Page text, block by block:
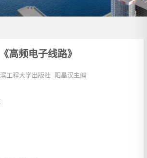
《高频电子线路》
工程大学出版社 阳昌汉主编